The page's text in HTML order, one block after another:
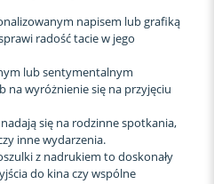
napisem lub grafiką
radość tacie w jego
lub sentymentalnym
na wyróżnienie się na przyjęciu
się na rodzinne spotkania,
inne wydarzenia.
z nadrukiem to doskonały
do kina czy wspólne